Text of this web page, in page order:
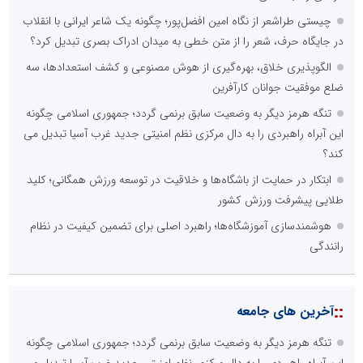
چیستی طراشعر از نگاه امین افضل‌پور؛ چگونه یک شاعر ایرانی با انقلاب
در جایگاه حرف، شعر را از متن خطی به میدان ادراک بصری تبدیل کرد؟
الگوپذیری خلاق، بهره‌گیری از هوش مصنوعی و کشف استعدادها، سه
ضلع موفقیت جوانان کارآفرین
تنگه هرمز دیگر به وضعیت سابق برنمی گردد؛ جمهوری اسلامی چگونه
این آبراه راهبردی را به دال مرکزی نظم امنیتی جدید غرب آسیا تبدیل می
کند؟
ابتکار در حمایت از باشگاه‌ها و خلاقیت در توسعه ورزش همگانی؛ کلید
طلایی پیشرفت ورزش کشور
هوشمندسازی آموزشگاه‌ها؛ راهبرد اصلی برای تضمین کیفیت در نظام
رانندگی
::آخرین های جامعه
تنگه هرمز دیگر به وضعیت سابق برنمی گردد؛ جمهوری اسلامی چگونه